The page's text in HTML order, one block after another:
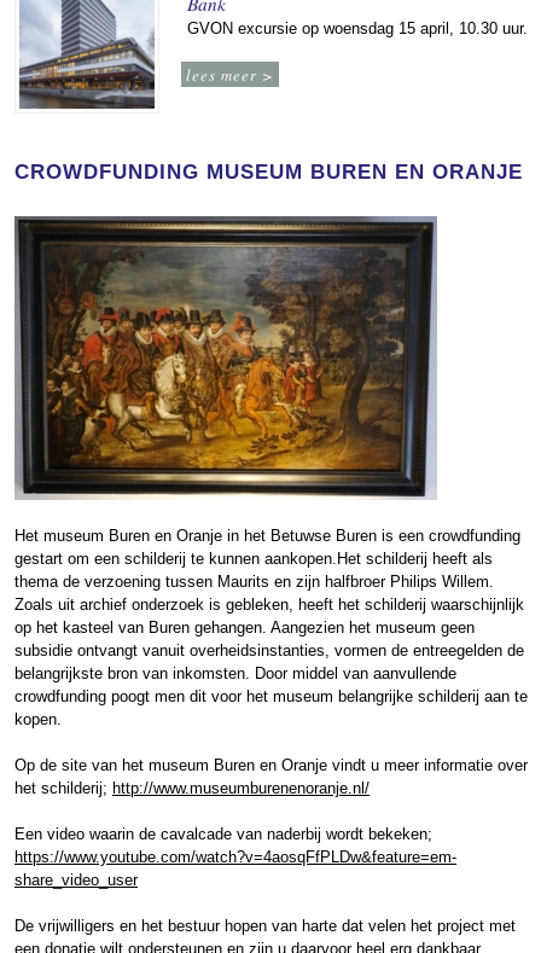
GVON excursie op woensdag 15 april, 10.30 uur.
lees meer >
CROWDFUNDING MUSEUM BUREN EN ORANJE
Het museum Buren en Oranje in het Betuwse Buren is een crowdfunding
gestart om een schilderij te kunnen aankopen.Het schilderij heeft als
thema de verzoening tussen Maurits en zijn halfbroer Philips Willem.
Zoals uit archief onderzoek is gebleken, heeft het schilderij waarschijnlijk
op het kasteel van Buren gehangen. Aangezien het museum geen
subsidie ontvangt vanuit overheidsinstanties, vormen de entreegelden de
belangrijkste bron van inkomsten. Door middel van aanvullende
crowdfunding poogt men dit voor het museum belangrijke schilderij aan te
kopen.
Op de site van het museum Buren en Oranje vindt u meer informatie over
het schilderij; http://www.museumburenenoranje.nl/
Een video waarin de cavalcade van naderbij wordt bekeken;
https://www.youtube.com/watch?v=4aosqFfPLDw&feature=em-
share_video_user
De vrijwilligers en het bestuur hopen van harte dat velen het project met
een donatie wilt ondersteunen en zijn u daarvoor heel erg dankbaar.